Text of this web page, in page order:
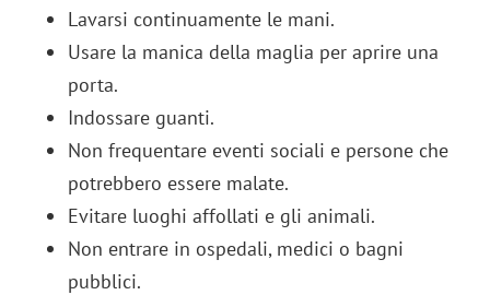
Lavarsi continuamente le mani.
Usare la manica della maglia per aprire una
porta.
Indossare guanti.
Non frequentare eventi sociali e persone che
potrebbero essere malate.
Evitare luoghi affollati e gli animali.
Non entrare in ospedali, medici o bagni
pubblici.